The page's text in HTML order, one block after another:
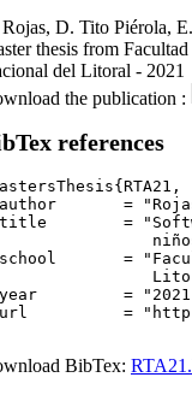
D. Tito Piérola,
thesis from
del Litoral - 2021
the publication :
references
=
=
=
=
=
BibTex: